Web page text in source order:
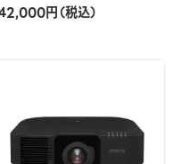
円（税込）